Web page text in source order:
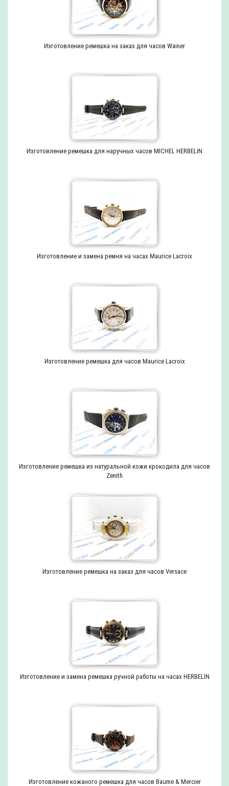
Изготовление ремешка на заказ для часов Wainer
Изготовление ремешка для наручных часов MICHEL HERBELIN
Изготовление и замена ремня на часах Maurice Lacroix
Изготовление ремешка для часов Maurice Lacroix
Изготовление ремешка из натуральной кожи крокодила для часов
Zenith
Изготовление ремешка на заказ для часов Versace
Изготовление и замена ремешка ручной работы на часах HERBELIN
Изготовление кожаного ремешка для часов Baume & Mercier